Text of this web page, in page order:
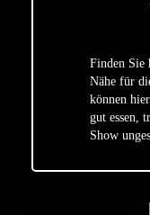
Finden Sie
Nähe für
können
gut essen,
Show